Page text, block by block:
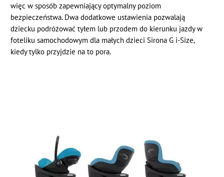
więc w sposób zapewniający optymalny poziom
bezpieczeństwa. Dwa dodatkowe ustawienia pozwalają
dziecku podróżować tyłem lub przodem do kierunku jazdy w
foteliku samochodowym dla małych dzieci Sirona G i-Size,
kiedy tylko przyjdzie na to pora.